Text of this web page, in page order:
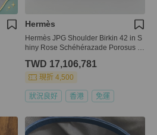
Hermès
Hermès JPG Shoulder Birkin 42 in S
hiny Rose Schéhérazade Porosus C
Stamp
TWD 17,106,781
現折 4,500
狀況良好 香港 免運